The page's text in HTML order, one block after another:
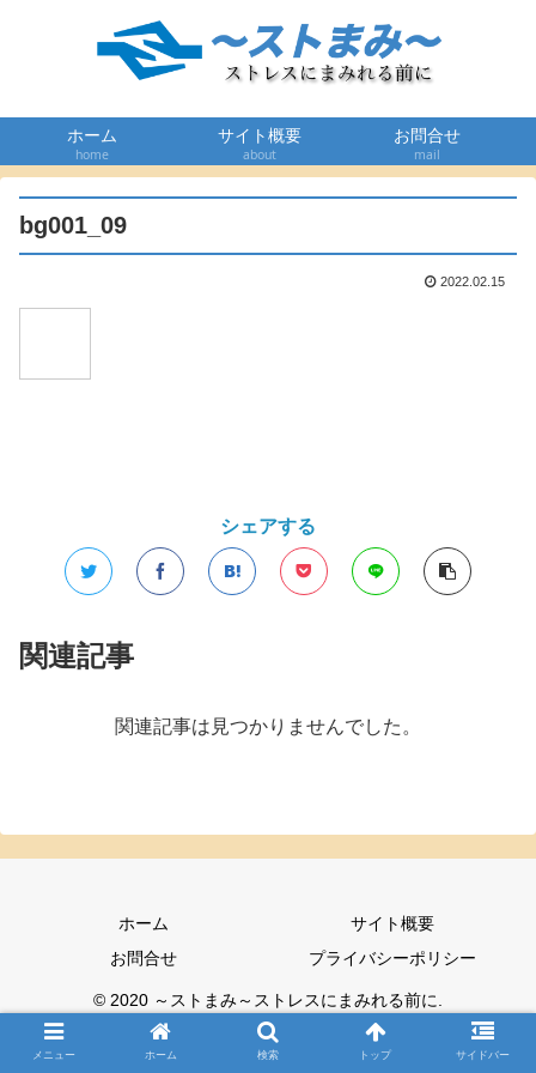
ホーム
home
サイト概要
about
お問合せ
mail
bg001_09
2022.02.15
シェアする
関連記事
関連記事は見つかりませんでした。
ホーム
サイト概要
お問合せ
プライバシーポリシー
© 2020 ～ストまみ～ストレスにまみれる前に.
メニュー ホーム 検索 トップ サイドバー